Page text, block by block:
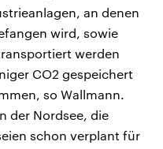
an denen
wird, sowie
werden
CO2 gespeichert
so Wallmann.
der Nordsee, die
schon verplant für